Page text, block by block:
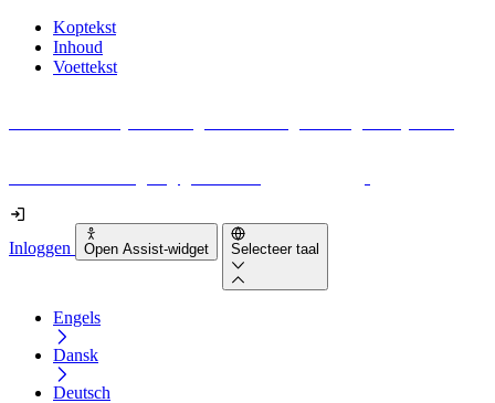
Koptekst
Inhoud
Voettekst
Inloggen Open Assist-widget Selecteer taal
Engels
Dansk
Deutsch